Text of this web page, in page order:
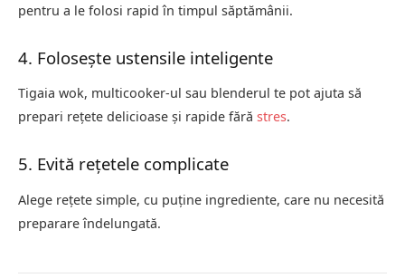
pentru a le folosi rapid în timpul săptămânii.
4. Folosește ustensile inteligente
Tigaia wok, multicooker-ul sau blenderul te pot ajuta să
prepari rețete delicioase și rapide fără stres.
5. Evită rețetele complicate
Alege rețete simple, cu puține ingrediente, care nu necesită
preparare îndelungată.